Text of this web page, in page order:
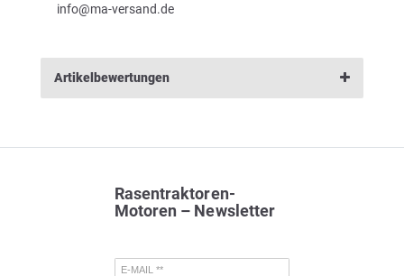
info@ma-versand.de
Artikelbewertungen
Rasentraktoren-
Motoren – Newsletter
E-MAIL **